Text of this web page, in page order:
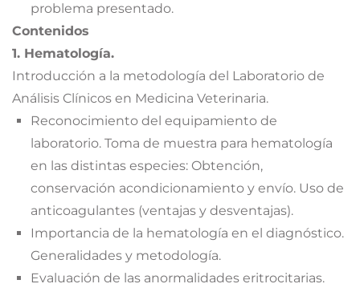
problema presentado.
Contenidos
1. Hematología.
Introducción a la metodología del Laboratorio de
Análisis Clínicos en Medicina Veterinaria.
Reconocimiento del equipamiento de
laboratorio. Toma de muestra para hematología
en las distintas especies: Obtención,
conservación acondicionamiento y envío. Uso de
anticoagulantes (ventajas y desventajas).
Importancia de la hematología en el diagnóstico.
Generalidades y metodología.
Evaluación de las anormalidades eritrocitarias.